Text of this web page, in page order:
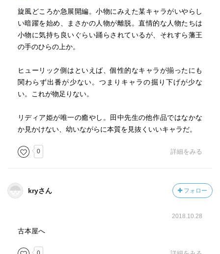
旋風どころか急展開編。小物にみえた某キャラがいやらし
い暗躍を始め、まさかの人物が離脱。直情的な人物たちは
小物に気持ち良いぐらい踊らされているが、それすら藩王
の手のひらの上か。
ヒューリック側はといえば、個性的なキャラが揃ったにも
関わらず出番が少ない。つまりキャラの掘り下げが少な
い。これが物足りない。
リディア姫が唯一の癒やし。田中先生の他作品ではなかな
か見かけない、幼いながらに本質を見抜くいいキャラだ。
0 詳細をみる
kryさん フォロー
2018.10.28
古本屋へ